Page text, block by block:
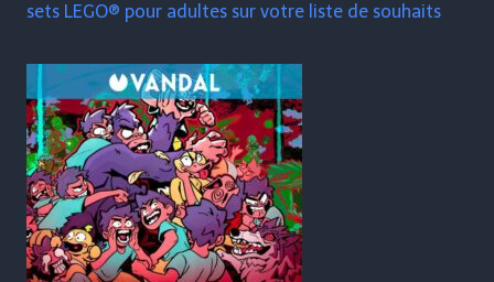
sets LEGO® pour adultes sur votre liste de souhaits